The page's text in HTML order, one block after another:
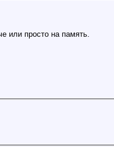
или просто на память.